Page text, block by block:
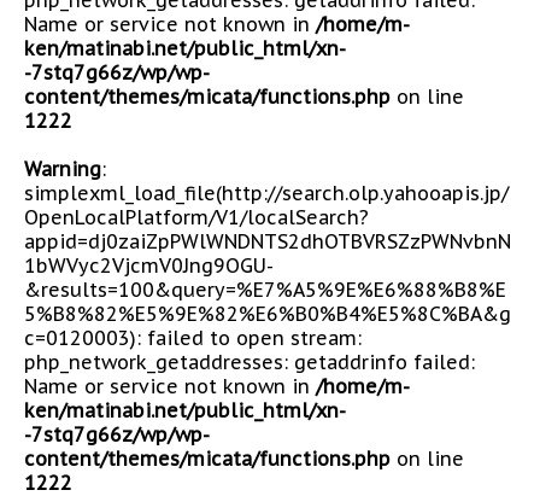
Name or service not known in /home/m-
ken/matinabi.net/public_html/xn-
-7stq7g66z/wp/wp-
content/themes/micata/functions.php on line
1222
Warning:
simplexml_load_file(http://search.olp.yahooapis.jp/
OpenLocalPlatform/V1/localSearch?
appid=dj0zaiZpPWlWNDNTS2dhOTBVRSZzPWNvbnN
1bWVyc2VjcmV0Jng9OGU-
&results=100&query=%E7%A5%9E%E6%88%B8%E
5%B8%82%E5%9E%82%E6%B0%B4%E5%8C%BA&g
c=0120003): failed to open stream:
php_network_getaddresses: getaddrinfo failed:
Name or service not known in /home/m-
ken/matinabi.net/public_html/xn-
-7stq7g66z/wp/wp-
content/themes/micata/functions.php on line
1222